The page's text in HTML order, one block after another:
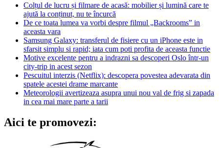
Colțul de lucru și filmare de acasă: mobilier și lumină care te
ajută la conținut, nu te încurcă
De ce toata lumea va vorbi despre filmul „Backrooms” in
aceasta vara
Samsung Galaxy: transferul de fisiere cu un iPhone este in
sfarsit simplu si rapid; iata cum poti profita de aceasta functie
Motive excelente pentru a indrazni sa descoperi Oslo într-un
city-trip in acest sezon
Pescuitul interzis (Netflix): descopera povestea adevarata din
spatele acestei drame marcante
Meteorologii avertizeaza asupra unui nou val de frig si zapada
in cea mai mare parte a tarii
Aici te promovezi: